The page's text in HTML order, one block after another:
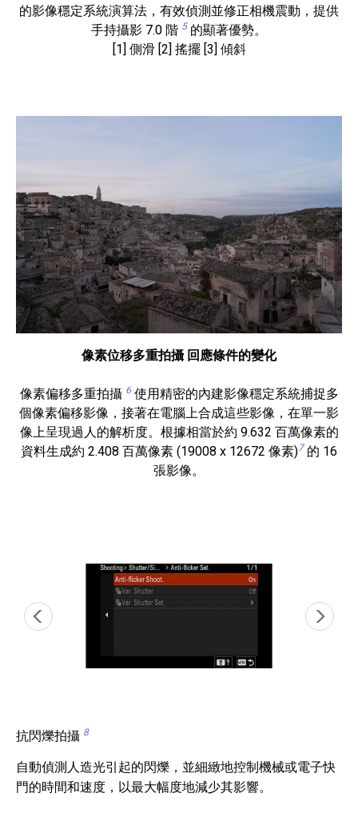
的影像穩定系統演算法，有效偵測並修正相機震動，提供
手持攝影 7.0 階 5 的顯著優勢。
[1] 側滑 [2] 搖擺 [3] 傾斜
像素位移多重拍攝 回應條件的變化
像素偏移多重拍攝 6使用精密的內建影像穩定系統捕捉多
個像素偏移影像，接著在電腦上合成這些影像，在單一影
像上呈現過人的解析度。根據相當於約 9.632 百萬像素的
資料生成約 2.408 百萬像素 (19008 x 12672 像素)7 的 16
張影像。
抗閃爍拍攝 8
自動偵測人造光引起的閃爍，並細緻地控制機械或電子快
門的時間和速度，以最大幅度地減少其影響。